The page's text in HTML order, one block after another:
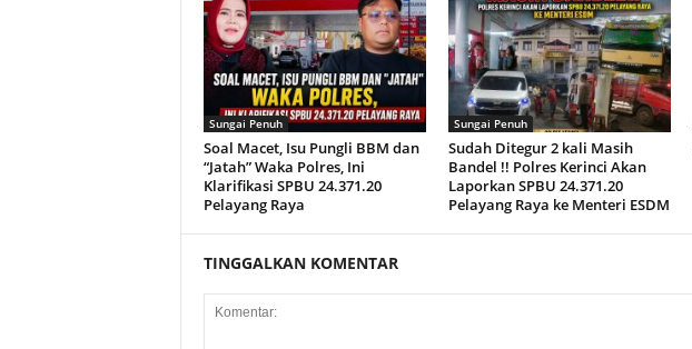
Sungai Penuh
Soal Macet, Isu Pungli BBM dan
“Jatah” Waka Polres, Ini
Klarifikasi SPBU 24.371.20
Pelayang Raya
Sungai Penuh
Sudah Ditegur 2 kali Masih
Bandel !! Polres Kerinci Akan
Laporkan SPBU 24.371.20
Pelayang Raya ke Menteri ESDM
TINGGALKAN KOMENTAR